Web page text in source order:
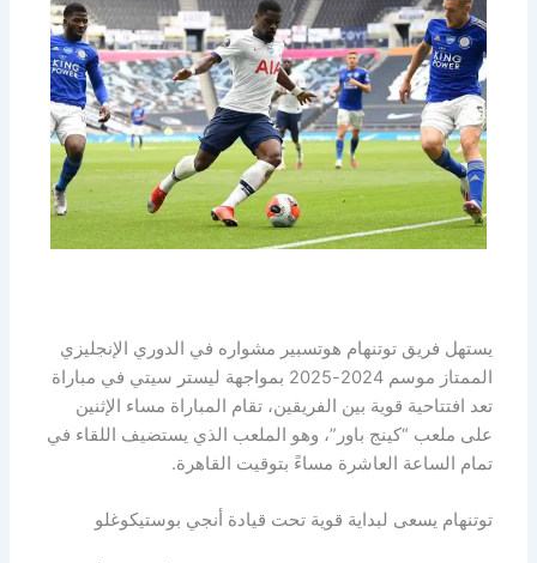
يستهل فريق توتنهام هوتسبير مشواره في الدوري الإنجليزي
الممتاز موسم 2024-2025 بمواجهة ليستر سيتي في مباراة
تعد افتتاحية قوية بين الفريقين، تقام المباراة مساء الإثنين
على ملعب “كينج باور”، وهو الملعب الذي يستضيف اللقاء في
تمام الساعة العاشرة مساءً بتوقيت القاهرة.
توتنهام يسعى لبداية قوية تحت قيادة أنجي بوستيكوغلو